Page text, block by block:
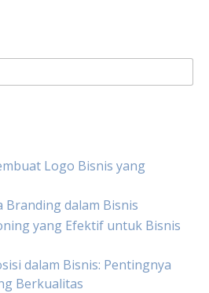
Logo Bisnis yang
dalam Bisnis
yang Efektif untuk Bisnis
dalam Bisnis: Pentingnya
Berkualitas